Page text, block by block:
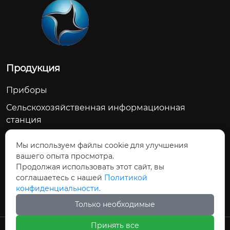
Продукция
Приборы
Сельскохозяйственная информационная
станция
Сельскохозяйственное водосберегающее
оборудование
Модуль дозирования управления
Мы используем файлы cookie для улучшения
вашего опыта просмотра.
Продолжая использовать этот сайт, вы
соглашаетесь с нашей Политикой
конфиденциальности.
Только необходимые
Принять все